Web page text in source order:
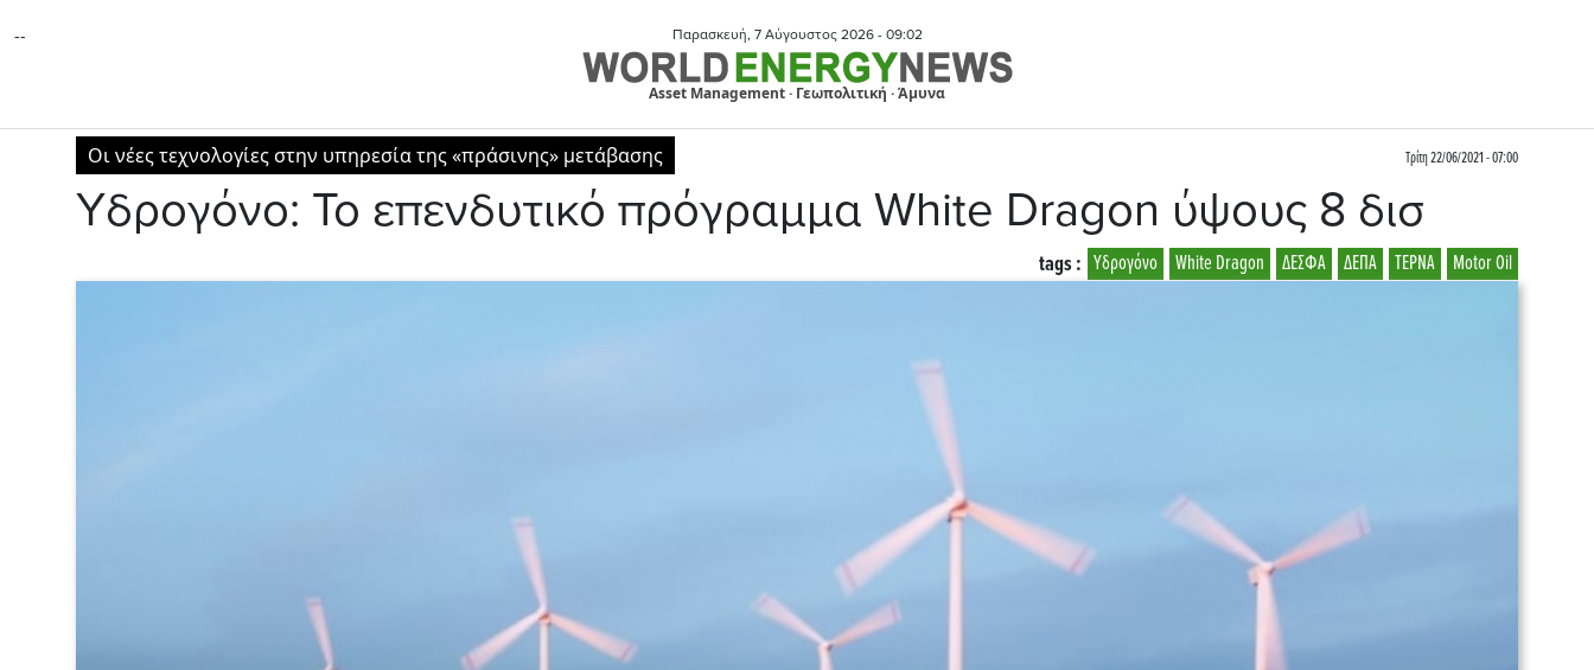
-- Παρασκευή, 7 Αύγουστος 2026 - 09:02
Asset Management · Γεωπολιτική · Άμυνα
Οι νέες τεχνολογίες στην υπηρεσία της «πράσινης» μετάβασης Τρίτη 22/06/2021 - 07:00
Υδρογόνο: To επενδυτικό πρόγραμμα White Dragon ύψους 8 δισ
Motor Oil
ΤΕΡΝΑ
ΔΕΠΑ
ΔΕΣΦΑ
White Dragon
Υδρογόνο
tags :